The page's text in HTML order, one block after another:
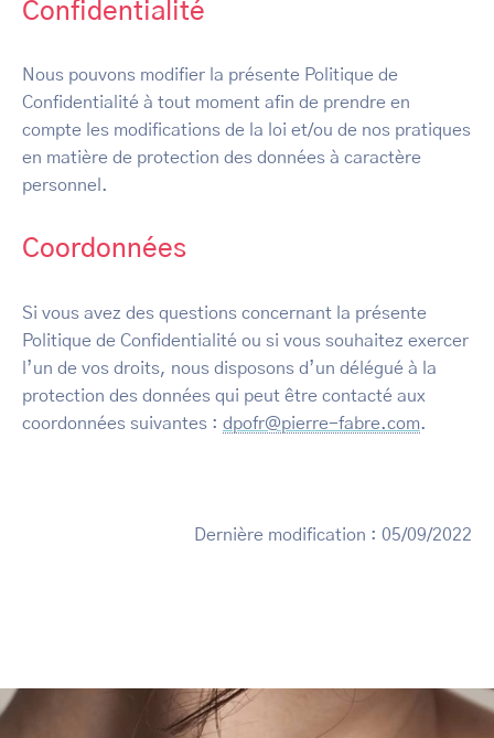
Confidentialité
Nous pouvons modifier la présente Politique de
Confidentialité à tout moment afin de prendre en
compte les modifications de la loi et/ou de nos pratiques
en matière de protection des données à caractère
personnel.
Coordonnées
Si vous avez des questions concernant la présente
Politique de Confidentialité ou si vous souhaitez exercer
l’un de vos droits, nous disposons d’un délégué à la
protection des données qui peut être contacté aux
coordonnées suivantes : dpofr@pierre-fabre.com.
Dernière modification : 05/09/2022